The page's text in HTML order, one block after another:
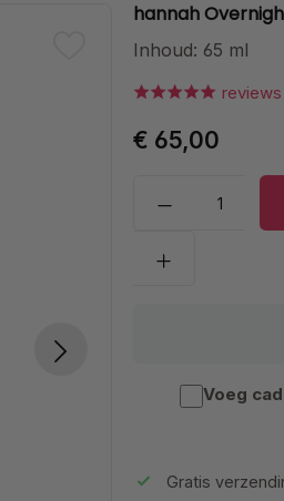
hannah
Inhoud: 65 ml
reviews
€ 65,00
Voeg
Gratis